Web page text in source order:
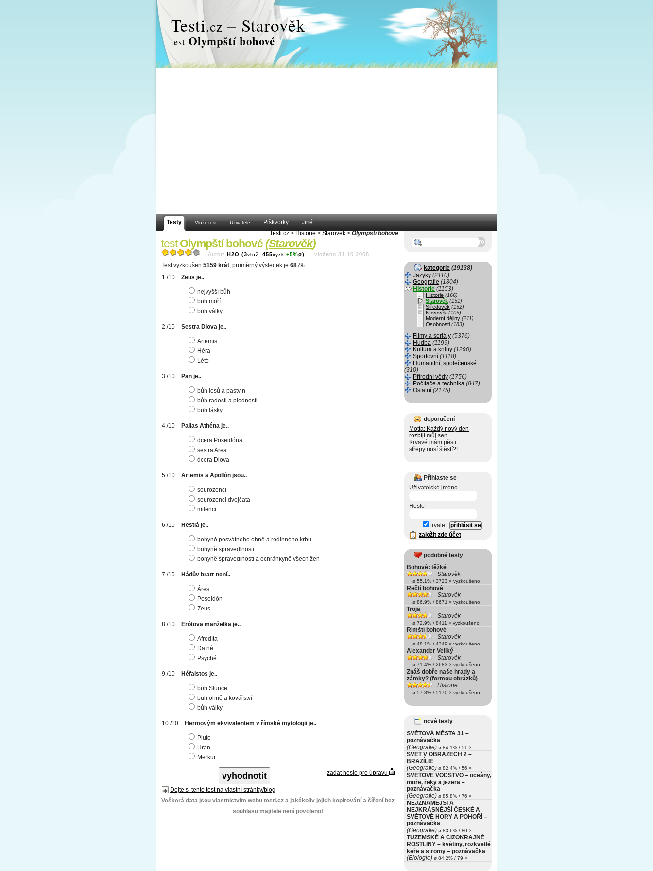
Testi.cz – Starověk
test Olympští bohové
Testy Vložit test Uživatelé Piškvorky
Jiné
Testi.cz > Historie > Starověk > Olympští bohové
testOlympští bohové(Starověk)
Autor: H2O (3vlož. 455vyzk. +5%ø) vloženo 31.10.2008
Test vyzkoušen 5159 krát, průměrný výsledek je 68 .9%.
Zeus je..
nejvyšší bůh
bůh moří
bůh války
Sestra Diova je..
Artemis
Héra
Létó
Pan je..
bůh lesů a pastvin
bůh radosti a plodnosti
bůh lásky
Pallas Athéna je..
dcera Poseidóna
sestra Area
dcera Diova
Artemis a Apollón jsou..
sourozenci
sourozenci dvojčata
milenci
Hestiá je..
bohyně posvátného ohně a rodinného krbu
bohyně spravedlnosti
bohyně spravedlnosti a ochránkyně všech žen
Hádův bratr není..
Áres
Poseidón
Zeus
Erótova manželka je..
Afrodíta
Dafné
Psýché
Héfaistos je..
bůh Slunce
bůh ohně a kovářství
bůh války
Hermovým ekvivalentem v římské mytologii je..
Pluto
Uran
Merkur
zadat heslo pro úpravu
Dejte si tento test na vlastní stránky/blog
Veškerá data jsou vlastnictvím webu testi.cz a jakékoliv jejich kopírování a šíření bez
souhlasu majitele není povoleno!
kategorie (19138)
Jazyky (2110)
Geografie (1804)
Historie (1153)
Historie (166)
Starověk (151)
Středověk (152)
Novověk (105)
Moderní dějiny (211)
Osobnosti (183)
Filmy a seriály (5376)
Hudba (1199)
Kultura a knihy (1290)
Sportovní (1118)
Humanitní, společenské
(310)
Přírodní vědy (1756)
Počítače a technika (847)
Ostatní (2175)
doporučení
Motta: Každý nový den
rozbíjí můj sen
Krvavé mám pěsti
střepy nosí štěstí?!
Přihlaste se
Uživatelské jméno
Heslo
trvale
založit zde účet
podobné testy
Bohové: těžké
Starověk
ø 55.1% / 3723 × vyzkoušeno
Řečtí bohové
Starověk
ø 86.9% / 8671 × vyzkoušeno
Troja
Starověk
ø 72.9% / 8411 × vyzkoušeno
Římští bohové
Starověk
ø 48.1% / 4349 × vyzkoušeno
Alexander Veliký
Starověk
ø 71.4% / 2683 × vyzkoušeno
Znáš dobře naše hrady a
zámky? (formou obrázků)
Historie
ø 57.8% / 5170 × vyzkoušeno
nové testy
SVĚTOVÁ MĚSTA 31 –
poznávačka
(Geografie) ø 84.1% / 51 ×
SVĚT V OBRAZECH 2 –
BRAZÍLIE
(Geografie) ø 82.4% / 56 ×
SVĚTOVÉ VODSTVO – oceány,
moře, řeky a jezera –
poznávačka
(Geografie) ø 85.8% / 76 ×
NEJZNÁMĚJŠÍ A
NEJKRÁSNĚJŠÍ ČESKÉ A
SVĚTOVÉ HORY A POHOŘÍ –
poznávačka
(Geografie) ø 83.6% / 80 ×
TUZEMSKÉ A CIZOKRAJNÉ
ROSTLINY – květiny, rozkvetlé
keře a stromy – poznávačka
(Biologie) ø 84.2% / 79 ×